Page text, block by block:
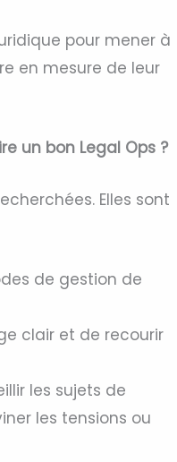
pour mener à
en mesure de leur
un bon Legal Ops ?
Elles sont
de gestion de
clair et de recourir
les sujets de
les tensions ou